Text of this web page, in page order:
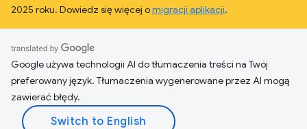
2025 roku. Dowiedz się więcej omigracji aplikacji.
Google używa technologii AI do tłumaczenia treści na Twój
preferowany język. Tłumaczenia wygenerowane przez AI mogą
zawierać błędy.